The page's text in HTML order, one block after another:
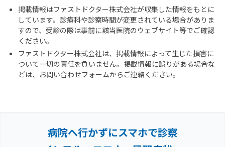
掲載情報はファストドクター株式会社が収集した情報をもとに
しています。診療科や診察時間が変更されている場合がありま
すので、受診の際は事前に該当医院のウェブサイト等でご確認
ください。
ファストドクター株式会社は、掲載情報によって生じた損害に
ついて一切の責任を負いません。掲載情報に誤りがある場合な
どは、お問い合わせフォームからご連絡ください。
病院へ行かずにスマホで診察